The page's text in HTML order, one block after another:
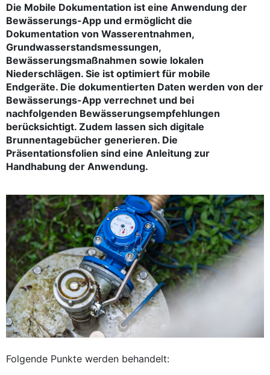
Die Mobile Dokumentation ist eine Anwendung der
Bewässerungs-App und ermöglicht die
Dokumentation von Wasserentnahmen,
Grundwasserstandsmessungen,
Bewässerungsmaßnahmen sowie lokalen
Niederschlägen. Sie ist optimiert für mobile
Endgeräte. Die dokumentierten Daten werden von der
Bewässerungs-App verrechnet und bei
nachfolgenden Bewässerungsempfehlungen
berücksichtigt. Zudem lassen sich digitale
Brunnentagebücher generieren. Die
Präsentationsfolien sind eine Anleitung zur
Handhabung der Anwendung.
Folgende Punkte werden behandelt: